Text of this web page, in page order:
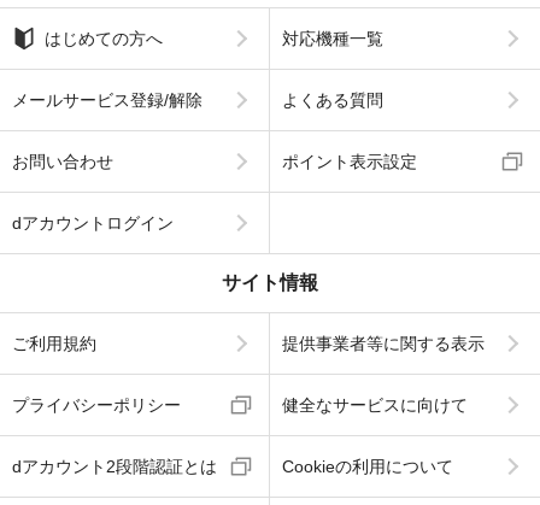
はじめての方へ 対応機種一覧
メールサービス登録/解除 よくある質問
お問い合わせ ポイント表示設定
dアカウントログイン
サイト情報
ご利用規約 提供事業者等に関する表示
プライバシーポリシー 健全なサービスに向けて
dアカウント2段階認証とは Cookieの利用について